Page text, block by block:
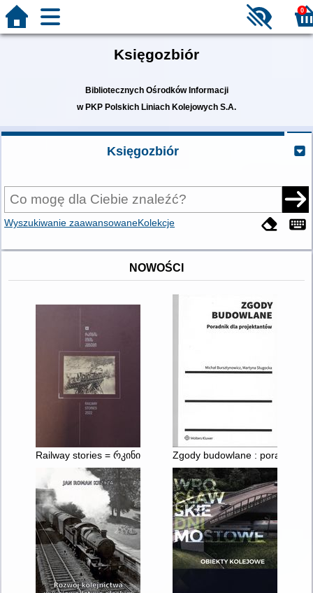
0
Księgozbiór
Bibliotecznych Ośrodków Informacji
w PKP Polskich Liniach Kolejowych S.A.
Księgozbiór
Wyszukiwanie zaawansowaneKolekcje
NOWOŚCI
Railway stories = რკინის გზის ამბებიZgody budowlane : poradnik